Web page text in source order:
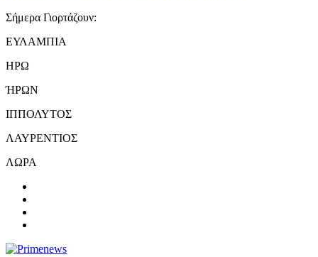
Σήμερα Γιορτάζουν:
ΕΥΛΑΜΠΙΑ
ΗΡΩ
ΉΡΩΝ
ΙΠΠΟΛΥΤΟΣ
ΛΑΥΡΕΝΤΙΟΣ
ΛΩΡΑ